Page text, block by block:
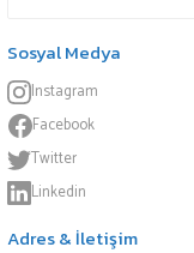
Sosyal Medya
Instagram
Facebook
Twitter
Linkedin
Adres & İletişim